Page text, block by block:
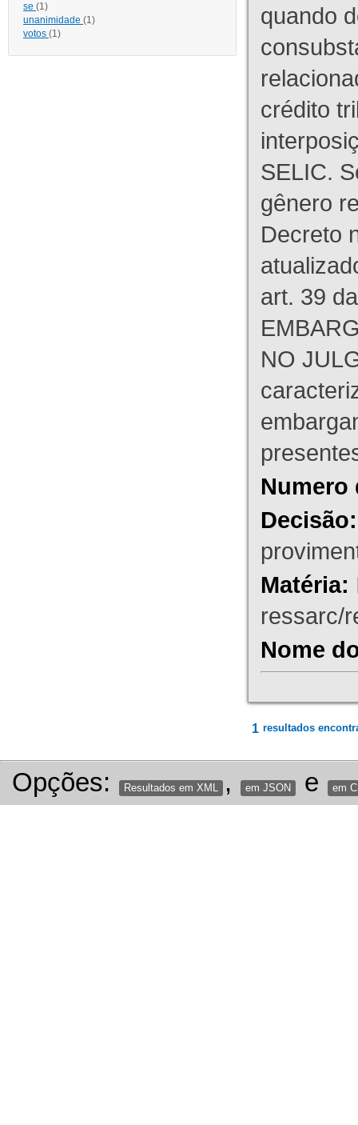
se (1)
unanimidade (1)
votos (1)
quando
crédito
SELIC.
gênero
Decreto
art. 39
NO
Numero
Decisão:
Matéria:
ressarc/
Nome
1 resultados
Opções: Resultados em XML , em JSON e em